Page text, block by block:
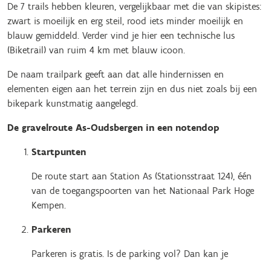
De 7 trails hebben kleuren, vergelijkbaar met die van skipistes:
zwart is moeilijk en erg steil, rood iets minder moeilijk en
blauw gemiddeld. Verder vind je hier een technische lus
(Biketrail) van ruim 4 km met blauw icoon.
De naam trailpark geeft aan dat alle hindernissen en
elementen eigen aan het terrein zijn en dus niet zoals bij een
bikepark kunstmatig aangelegd.
De gravelroute As-Oudsbergen in een notendop
Startpunten
De route start aan Station As (Stationsstraat 124), één
van de toegangspoorten van het Nationaal Park Hoge
Kempen.
Parkeren
Parkeren is gratis. Is de parking vol? Dan kan je